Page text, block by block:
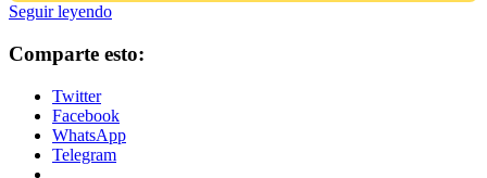
Seguir leyendoNo
Tires
Lengüeta:
27
–
DON
Comparte esto:
Twitter
Facebook
WhatsApp
Telegram